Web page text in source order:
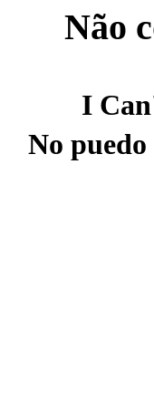
Não
I
No